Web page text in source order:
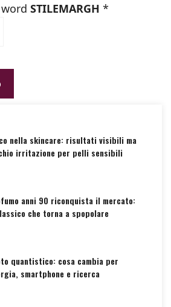
STILEMARGH *
nella skincare: risultati visibili ma
irritazione per pelli sensibili
anni 90 riconquista il mercato:
che torna a spopolare
quantistico: cosa cambia per
smartphone e ricerca